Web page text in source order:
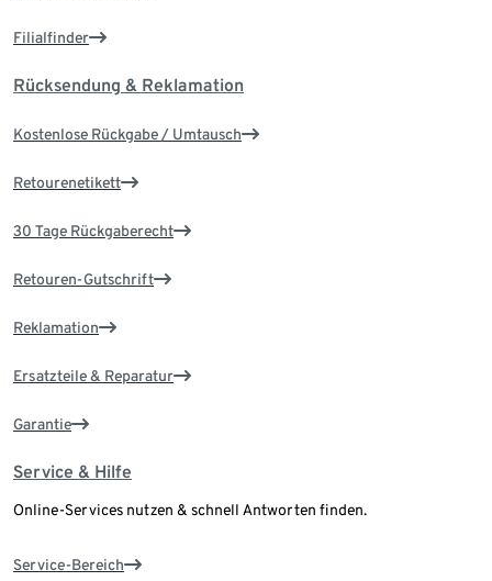
Filialfinder
Rücksendung & Reklamation
Kostenlose Rückgabe / Umtausch
Retourenetikett
30 Tage Rückgaberecht
Retouren-Gutschrift
Reklamation
Ersatzteile & Reparatur
Garantie
Service & Hilfe
Online-Services nutzen & schnell Antworten finden.
Service-Bereich